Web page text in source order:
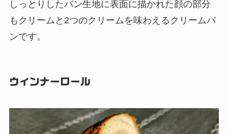
しっとりしたパン生地に表面に描かれた顔の部分
もクリームと2つのクリームを味わえるクリームパ
ンです。
ウィンナーロール